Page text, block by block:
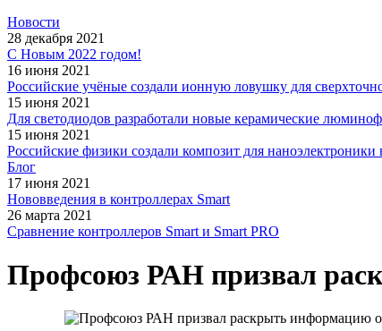
Новости
28 декабря 2021
С Новым 2022 годом!
16 июня 2021
Российские учёные создали ионную ловушку для
15 июня 2021
Для светодиодов разработали новые керамические
15 июня 2021
Российские физики создали композит для
Блог
17 июня 2021
Нововведения в контроллерах Smart
26 марта 2021
Сравнение контроллеров Smart и Smart PRO
Профсоюз РАН призвал